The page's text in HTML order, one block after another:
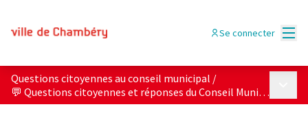
Se connecter
Questions citoyennes au conseil municipal /
💬 Questions citoyennes et réponses du Conseil Municipal